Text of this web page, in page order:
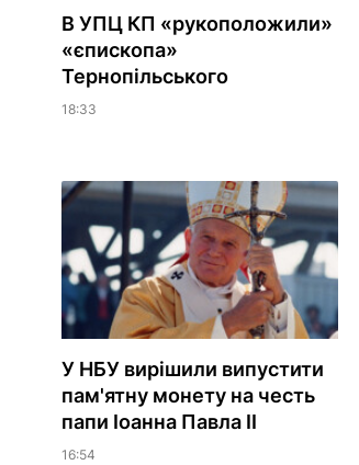
В УПЦ КП «рукоположили»
«єпископа»
Тернопільського
18:33
У НБУ вирішили випустити
пам'ятну монету на честь
папи Іоанна Павла II
16:54